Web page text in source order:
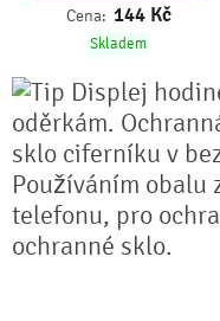
Cena: 144 Kč
Skladem
Displej
oděrkám.
sklo ciferníku v
Používáním obalu
telefonu, pro
ochranné sklo.